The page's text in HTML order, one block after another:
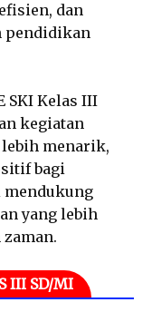
dan
pendidikan
SKI Kelas III
kegiatan
menarik,
bagi
mendukung
yang lebih
III SD/MI